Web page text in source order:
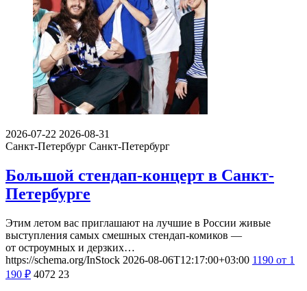
2026-07-22 2026-08-31
Санкт-Петербург Санкт-Петербург
Большой стендап-концерт в Санкт-
Петербурге
Этим летом вас приглашают на лучшие в России живые
выступления самых смешных стендап-комиков —
от остроумных и дерзких…
https://schema.org/InStock 2026-08-06T12:17:00+03:00 1190 от 1
190 ₽ 4072 23